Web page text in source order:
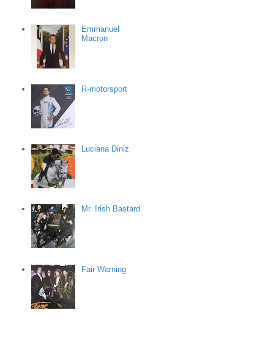
Emmanuel
Macron
R-motorsport
Luciana Diniz
Mr. Irish Bastard
Fair Warning